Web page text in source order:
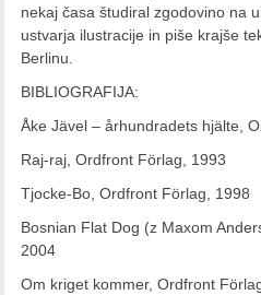
nekaj časa študiral zgodovino na
ustvarja ilustracije in piše krajše
Berlinu.
BIBLIOGRAFIJA:
Åke Jävel – århundradets hjälte,
Raj-raj, Ordfront Förlag, 1993
Tjocke-Bo, Ordfront Förlag, 1998
Bosnian Flat Dog (z Maxom
2004
Om kriget kommer, Ordfront